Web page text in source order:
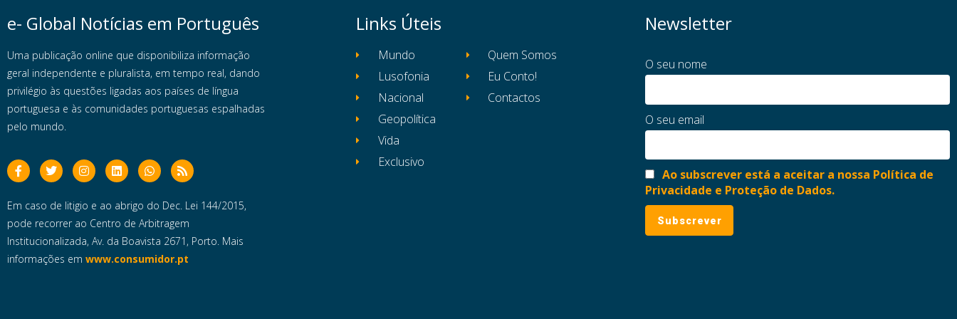
e- Global Notícias em Português
Uma publicação online que disponibiliza informação
geral independente e pluralista, em tempo real, dando
privilégio às questões ligadas aos países de língua
portuguesa e às comunidades portuguesas espalhadas
pelo mundo.
Em caso de litigio e ao abrigo do Dec. Lei 144/2015,
pode recorrer ao Centro de Arbitragem
Institucionalizada, Av. da Boavista 2671, Porto. Mais
informações em www.consumidor.pt
Links Úteis
Mundo
Lusofonia
Nacional
Geopolítica
Vida
Exclusivo
Quem Somos
Eu Conto!
Contactos
Newsletter
O seu nome
O seu email
Ao subscrever está a aceitar a nossa Política de
Privacidade e Proteção de Dados.